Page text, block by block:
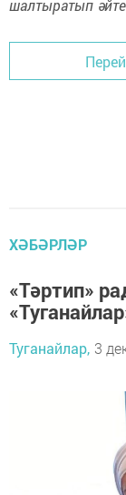
шалтыратып
ХӘБӘРЛӘР
«Тәртип»
Туганайлар, 3